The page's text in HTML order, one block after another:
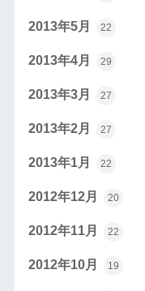
2013年5月 22
2013年4月 29
2013年3月 27
2013年2月 27
2013年1月 22
2012年12月 20
2012年11月 22
2012年10月 19